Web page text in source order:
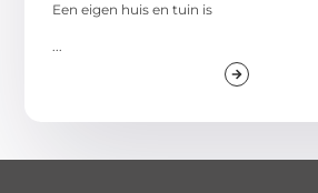
Een eigen huis en tuin is